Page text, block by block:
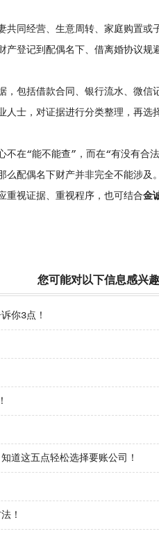
共同经营、生意周转、家庭购置
登记到配偶名下、借离婚协议规
，包括借款合同、银行流水、微
士，对证据进行分类整理，再选
不在“能不能查”，而在“有没有合
配偶名下财产并非完全不能涉及
重视证据、重视程序，也可结合金
您可能对以下信息感兴
你3点！
道这五点轻松选择要账公司！
！